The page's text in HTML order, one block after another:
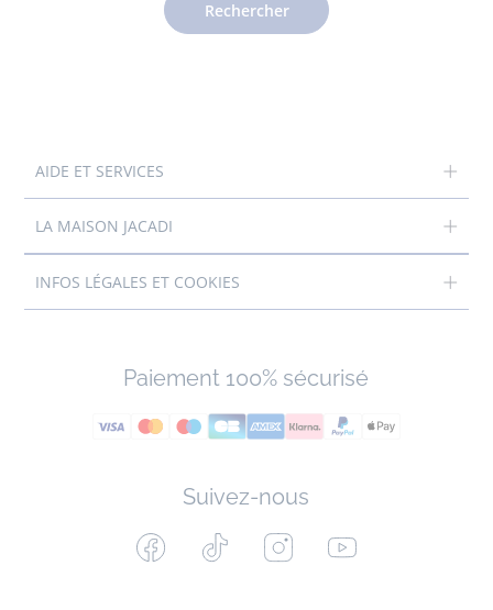
Rechercher
AIDE ET SERVICES
LA MAISON JACADI
INFOS LÉGALES ET COOKIES
Paiement 100% sécurisé
Suivez-nous
Facebook Tiktok InstagramYoutube